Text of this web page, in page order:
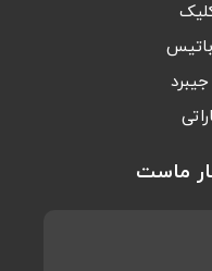
ماست